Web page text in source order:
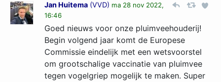
Jan Huitema (VVD) ma 28 nov 2022,
16:46
Goed nieuws voor onze pluimveehouderij!
Begin volgend jaar komt de Europese
Commissie eindelijk met een wetsvoorstel
om grootschalige vaccinatie van pluimvee
tegen vogelgriep mogelijk te maken. Super